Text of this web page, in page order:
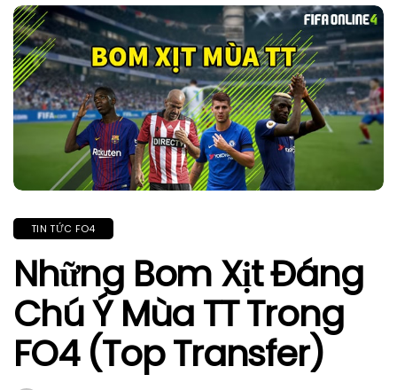
TIN TỨC FO4
Những Bom Xịt Đáng
Chú Ý Mùa TT Trong
FO4 (Top Transfer)